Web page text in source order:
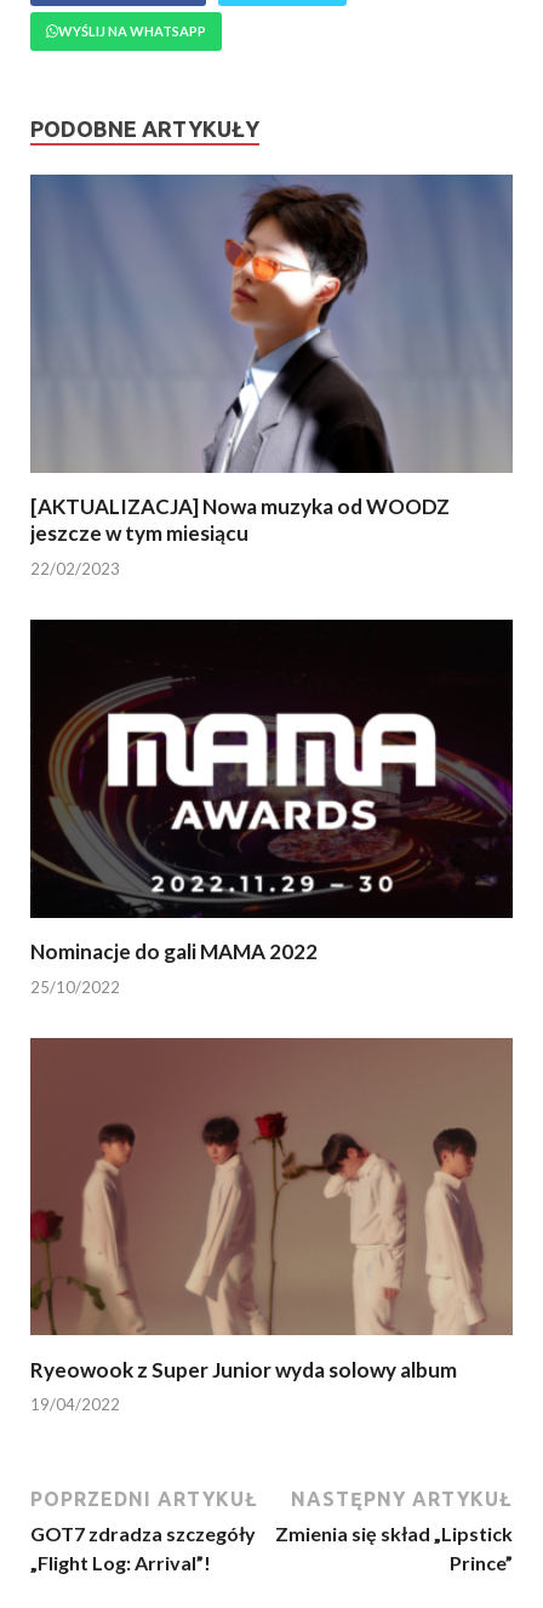
WYŚLIJ NA WHATSAPP
PODOBNE ARTYKUŁY
[AKTUALIZACJA] Nowa muzyka od WOODZ
jeszcze w tym miesiącu
22/02/2023
Nominacje do gali MAMA 2022
25/10/2022
Ryeowook z Super Junior wyda solowy album
19/04/2022
POPRZEDNI ARTYKUŁ
GOT7 zdradza szczegóły
„Flight Log: Arrival”!
NASTĘPNY ARTYKUŁ
Zmienia się skład „Lipstick
Prince”